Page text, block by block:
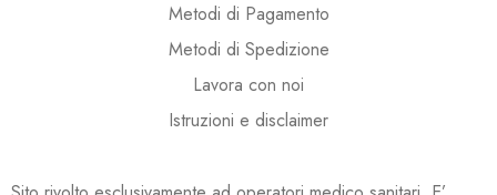
Metodi di Pagamento
Metodi di Spedizione
Lavora con noi
Istruzioni e disclaimer